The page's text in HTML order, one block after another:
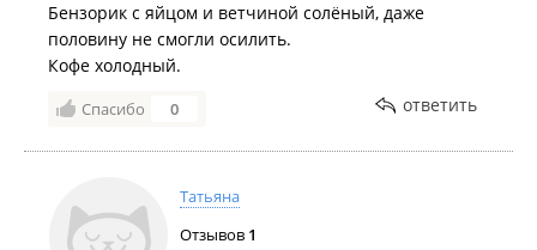
Бензорик с яйцом и ветчиной солёный, даже
половину не смогли осилить.
Кофе холодный.
Спасибо 0 ответить
Татьяна
Отзывов 1